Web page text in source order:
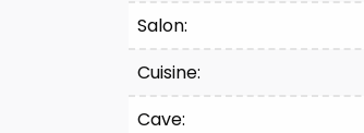
Salon:
Cuisine:
Cave: